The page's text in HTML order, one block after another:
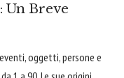
Un Breve
oggetti, persone e